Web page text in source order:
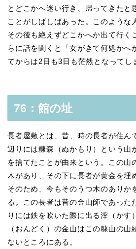
とどこかへ迷い行き、帰ってきたと
ことがしばしばあった。このような
その後も絶えずどこかへか出て行く
らに話を聞くと「女がきて何処かへ
てからは2日も3日も茫然となってし
76：館の址
長者屋敷とは、昔、時の長者が住ん
辺りには糠森（ぬかもり）という山
を捨てたことが由来という。この山
木があり、その下に長者が黄金を埋
そのため、今もそのうつ木のありか
る。この長者は昔の金山師であった
りには鉄を吹いた際に出る滓（かす
（おんどく）の金山はこの糠山の山
ないところにある。